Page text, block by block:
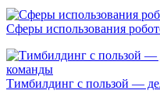
Сферы использования
Тимбилдинг с пользой —